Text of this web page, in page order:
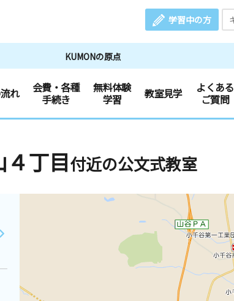
学習中の方
KUMONの原点
れ
会費・各種
手続き
無料体験
学習
教室見学
よくある
ご質問
丁目付近の公文式教室